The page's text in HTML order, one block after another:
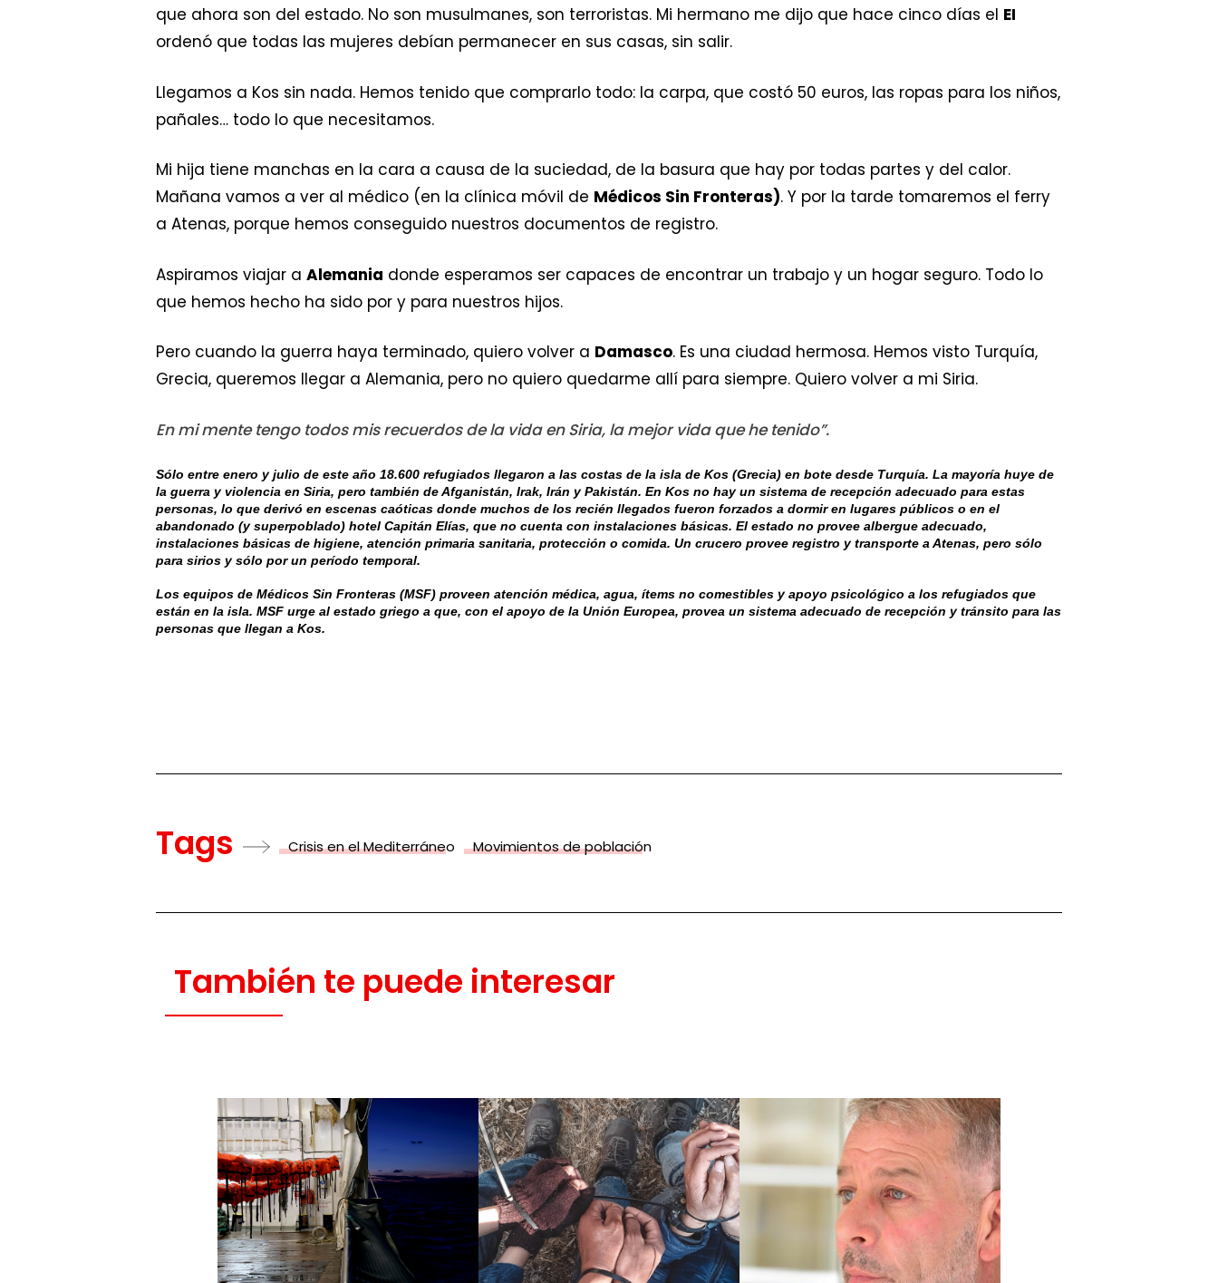
que ahora son del estado. No son musulmanes, son terroristas. Mi hermano me dijo que hace cinco días el EI
ordenó que todas las mujeres debían permanecer en sus casas, sin salir.
Llegamos a Kos sin nada. Hemos tenido que comprarlo todo: la carpa, que costó 50 euros, las ropas para los niños,
pañales… todo lo que necesitamos.
Mi hija tiene manchas en la cara a causa de la suciedad, de la basura que hay por todas partes y del calor.
Mañana vamos a ver al médico (en la clínica móvil de Médicos Sin Fronteras). Y por la tarde tomaremos el ferry
a Atenas, porque hemos conseguido nuestros documentos de registro.
Aspiramos viajar a Alemania donde esperamos ser capaces de encontrar un trabajo y un hogar seguro. Todo lo
que hemos hecho ha sido por y para nuestros hijos.
Pero cuando la guerra haya terminado, quiero volver a Damasco. Es una ciudad hermosa. Hemos visto Turquía,
Grecia, queremos llegar a Alemania, pero no quiero quedarme allí para siempre. Quiero volver a mi Siria.
En mi mente tengo todos mis recuerdos de la vida en Siria, la mejor vida que he tenido”.
Sólo entre enero y julio de este año 18.600 refugiados llegaron a las costas de la isla de Kos (Grecia) en bote desde Turquía. La mayoría huye de
la guerra y violencia en Siria, pero también de Afganistán, Irak, Irán y Pakistán. En Kos no hay un sistema de recepción adecuado para estas
personas, lo que derivó en escenas caóticas donde muchos de los recién llegados fueron forzados a dormir en lugares públicos o en el
abandonado (y superpoblado) hotel Capitán Elías, que no cuenta con instalaciones básicas. El estado no provee albergue adecuado,
instalaciones básicas de higiene, atención primaria sanitaria, protección o comida. Un crucero provee registro y transporte a Atenas, pero sólo
para sirios y sólo por un período temporal.
Los equipos de Médicos Sin Fronteras (MSF) proveen atención médica, agua, ítems no comestibles y apoyo psicológico a los refugiados que
están en la isla. MSF urge al estado griego a que, con el apoyo de la Unión Europea, provea un sistema adecuado de recepción y tránsito para las
personas que llegan a Kos.
Tags Crisis en el Mediterráneo Movimientos de población
También te puede interesar